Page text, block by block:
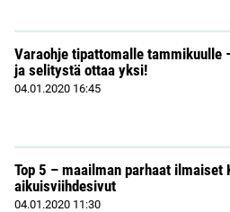
Varaohje tipattomalle tammikuulle
ja selitystä ottaa yksi!
04.01.2020 16:45
Top 5 – maailman parhaat ilmaiset
aikuisviihdesivut
04.01.2020 11:30